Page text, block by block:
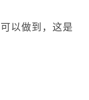
以做到，这是